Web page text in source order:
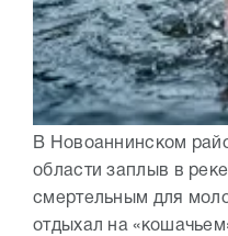
В Новоаннинском
области заплыв в
смертельным для
отдыхал на